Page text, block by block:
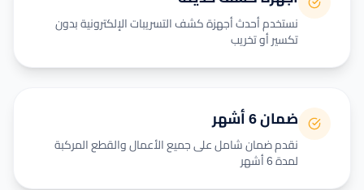
نستخدم أحدث أجهزة كشف التسريبات الإلكترونية بدون
تكسير أو تخريب
ضمان 6 أشهر
نقدم ضمان شامل على جميع الأعمال والقطع المركبة
لمدة 6 أشهر